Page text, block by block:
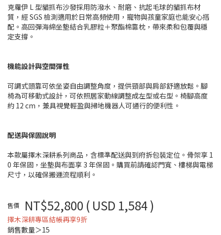
克蘿伊 L 型貓抓布沙發採用防潑水、耐磨、抗起毛球的貓抓布材
質，經 SGS 檢測適用於日常高頻使用，寵物與孩童家庭也能安心搭
配。高回彈海綿坐墊結合乳膠粒＋聚酯棉靠枕，帶來柔和包覆與穩
定支撐。
機能設計與空間彈性
可調式頭靠可依坐姿自由調整角度，提供頸部與肩部舒適放鬆。腳
椅為可移動式設計，可依照居家動線調整成左型或右型。椅腳高度
約 12 cm，兼具視覺輕盈與掃地機器人可通行的便利性。
配送與保固說明
本款屬擇木深耕系列商品，含標準配送與到府拆包裝定位。骨架享 1
0 年保固，坐墊與布面享 3 年保固。購買前請確認門寬、樓梯與電梯
尺寸，以確保搬運流程順利。
售價 NT$52,800 ( USD 1,584 )
擇木深耕專區結帳再享9折
銷售數量＞15